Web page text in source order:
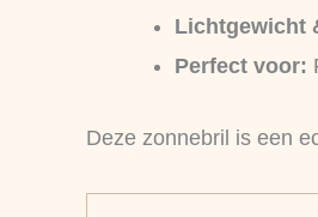
Lichtgewicht
Perfect voor:
Deze zonnebril is een